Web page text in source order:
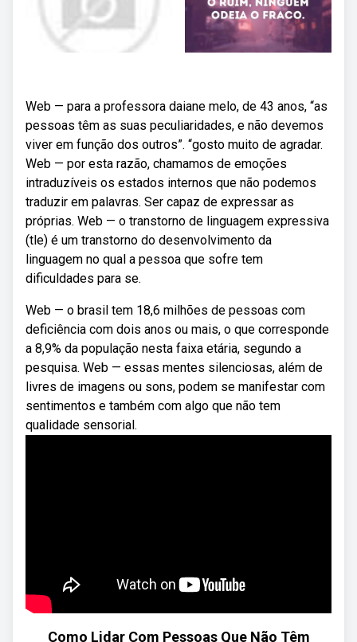
Web — para a professora daiane melo, de 43 anos, “as
pessoas têm as suas peculiaridades, e não devemos
viver em função dos outros”. “gosto muito de agradar.
Web — por esta razão, chamamos de emoções
intraduzíveis os estados internos que não podemos
traduzir em palavras. Ser capaz de expressar as
próprias. Web — o transtorno de linguagem expressiva
(tle) é um transtorno do desenvolvimento da
linguagem no qual a pessoa que sofre tem
dificuldades para se.
Web — o brasil tem 18,6 milhões de pessoas com
deficiência com dois anos ou mais, o que corresponde
a 8,9% da população nesta faixa etária, segundo a
pesquisa. Web — essas mentes silenciosas, além de
livres de imagens ou sons, podem se manifestar com
sentimentos e também com algo que não tem
qualidade sensorial.
Como Lidar Com Pessoas Que Não Têm